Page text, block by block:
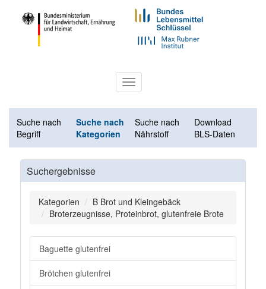
Toggle
navigation
Suche nach
Begriff
Suche nach
Kategorien
Suche nach
Nährstoff
Download
BLS-Daten
Suchergebnisse
Kategorien
B Brot und Kleingebäck
Broterzeugnisse, Proteinbrot, glutenfreie Brote
Baguette glutenfrei
Brötchen glutenfrei